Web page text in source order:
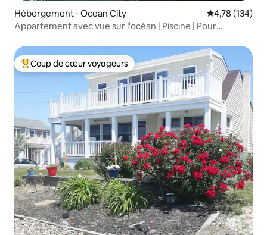
Hébergement ⋅ Ocean City Évaluation
4,78 (134)
Appartement avec vue sur l'océan | Piscine | Pour
Coups de cœur voyageurs les plus appréciés
Coup de cœur voyageurs